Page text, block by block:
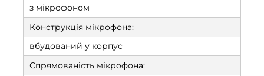
з мікрофоном
Конструкція мікрофона:
вбудований у корпус
Спрямованість мікрофона: